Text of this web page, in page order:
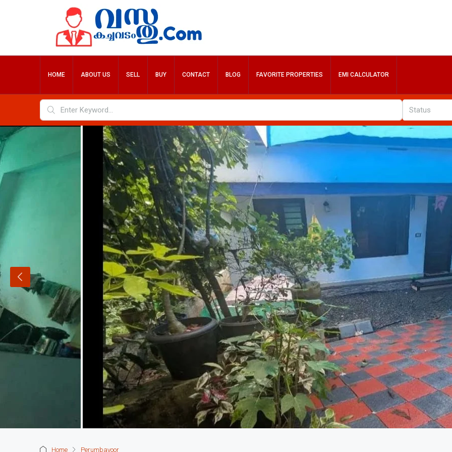
HOME ABOUT US SELL BUY CONTACT BLOG FAVORITE PROPERTIES EMI CALCULATOR
Status
Home Perumbavoor